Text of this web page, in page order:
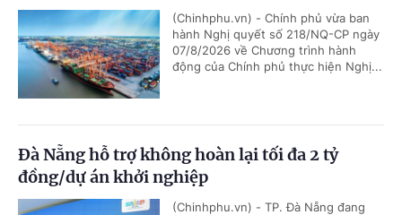
(Chinhphu.vn) - Chính phủ vừa ban
hành Nghị quyết số 218/NQ-CP ngày
07/8/2026 về Chương trình hành
động của Chính phủ thực hiện Nghị...
Đà Nẵng hỗ trợ không hoàn lại tối đa 2 tỷ
đồng/dự án khởi nghiệp
(Chinhphu.vn) - TP. Đà Nẵng đang